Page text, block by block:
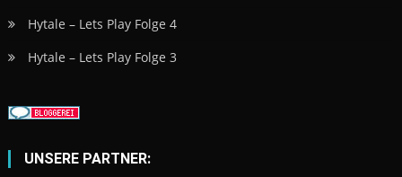
Hytale – Lets Play Folge 4
Hytale – Lets Play Folge 3
UNSERE PARTNER: